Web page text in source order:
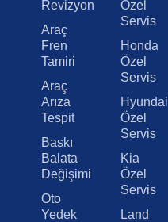
Revizyon
Araç
Fren
Tamiri
Araç
Arıza
Tespit
Baskı
Balata
Değişimi
Oto
Yedek
Özel
Servis
Honda
Özel
Servis
Hyundai
Özel
Servis
Kia
Özel
Servis
Land